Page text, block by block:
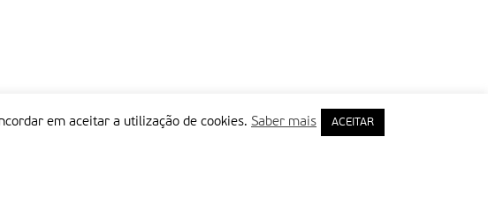
em aceitar a utilização de cookies. Saber mais ACEITAR